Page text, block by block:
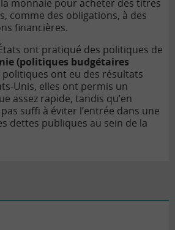
monnaie pour acheter des titres
comme des obligations, à des
financières.
ont pratiqué des politiques de
(politiques budgétaires
politiques ont eu des résultats
Unis, elles ont permis un
assez rapide, tandis qu’en
suffi à éviter l’entrée dans une
dettes publiques au sein de la